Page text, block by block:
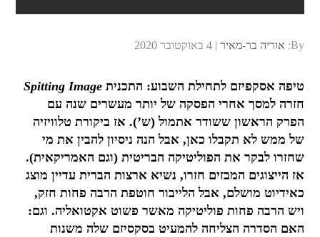
By: אוריה בר-מאיר
Posted
4 באוקטובר 2020
טיפה אסקפיזם לתחילת השבוע: התכניתSpitting Image
חזרה למסך אחרי הפסקה של יותר מעשרים שנה עם
הפרק הראשון ששודר אתמול (ש’). אז ביקורת טלוויזיה
של ממש לא תקבלו כאן, אבל הנה ניסיון להבין את מי
שחזרו לבקר את הפוליטיקה הבריטית (וגם האמריקאית).
אז הייצוגים המבזים חזרו, נשיא ארצות הברית עדיין מוצג
כאידיוט מושלם, אבל הלייבור חוטפת הרבה פחות חזק,
ויש הרבה פחות פוליטיקה מאשר פשוט אקטואליה. וגם:
האם הסדרה הצליחה להמעיט בסקסיזם שלה משנות